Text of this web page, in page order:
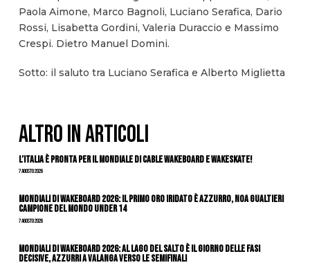
Paola Aimone, Marco Bagnoli, Luciano Serafica, Dario
Rossi, Lisabetta Gordini, Valeria Duraccio e Massimo
Crespi. Dietro Manuel Domini.
Sotto: il saluto tra Luciano Serafica e Alberto Miglietta
ALTRO IN ARTICOLI
L’Italia è pronta per il Mondiale di Cable Wakeboard e Wakeskate!
7 Agosto 2026
Mondiali di Wakeboard 2026: il primo oro iridato è azzurro, Noa Gualtieri
campione del mondo Under 14
7 Agosto 2026
Mondiali di Wakeboard 2026: al Lago del Salto è il giorno delle fasi
decisive, azzurri a valanga verso le semifinali